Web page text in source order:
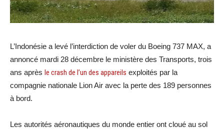
L’Indonésie a levé l’interdiction de voler du Boeing 737 MAX, a
annoncé mardi 28 décembre le ministère des Transports, trois
ans après le crash de l’un des appareils exploités par la
compagnie nationale Lion Air avec la perte des 189 personnes
à bord.
Les autorités aéronautiques du monde entier ont cloué au sol